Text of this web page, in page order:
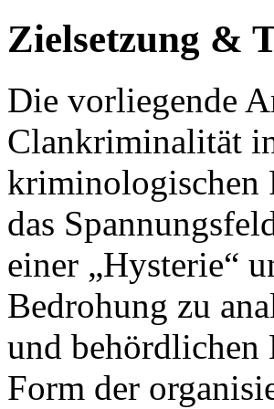
Zielsetzung &
Die vorliegende
Clankriminalität
kriminologischen
das
einer „Hysterie“
Bedrohung zu
und behördlichen
Form der